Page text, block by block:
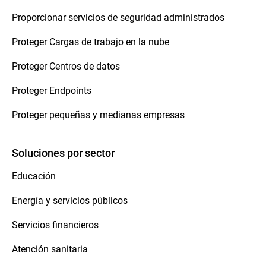
Proporcionar servicios de seguridad administrados
Proteger Cargas de trabajo en la nube
Proteger Centros de datos
Proteger Endpoints
Proteger pequeñas y medianas empresas
Soluciones por sector
Educación
Energía y servicios públicos
Servicios financieros
Atención sanitaria